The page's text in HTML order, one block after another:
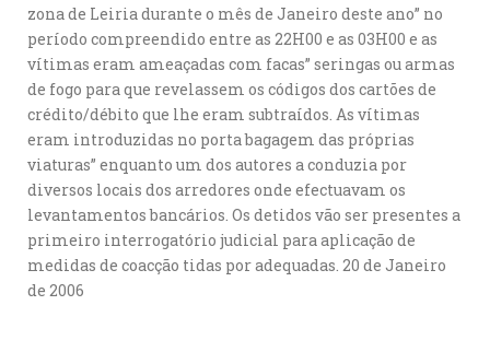
zona de Leiria durante o mês de Janeiro deste ano” no
período compreendido entre as 22H00 e as 03H00 e as
vítimas eram ameaçadas com facas” seringas ou armas
de fogo para que revelassem os códigos dos cartões de
crédito/débito que lhe eram subtraídos. As vítimas
eram introduzidas no porta bagagem das próprias
viaturas” enquanto um dos autores a conduzia por
diversos locais dos arredores onde efectuavam os
levantamentos bancários. Os detidos vão ser presentes a
primeiro interrogatório judicial para aplicação de
medidas de coacção tidas por adequadas. 20 de Janeiro
de 2006